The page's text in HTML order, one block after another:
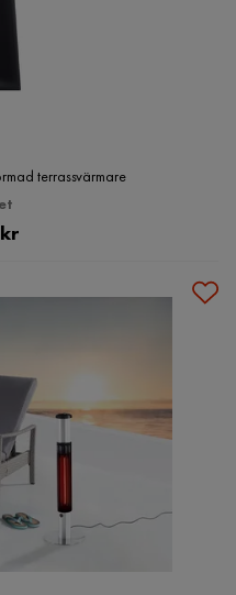
terrassvärmare